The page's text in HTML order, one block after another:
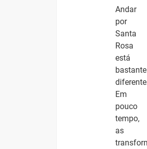
Andar
por
Santa
Rosa
está
bastante
Em
pouco
tempo,
as